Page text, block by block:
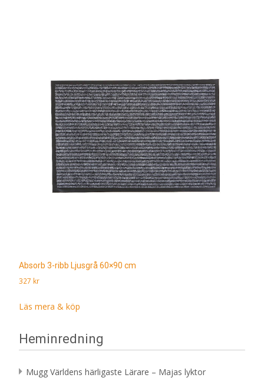
Absorb 3-ribb Ljusgrå 60×90 cm
327 kr
Läs mera & köp
Heminredning
Mugg Världens härligaste Lärare – Majas lyktor